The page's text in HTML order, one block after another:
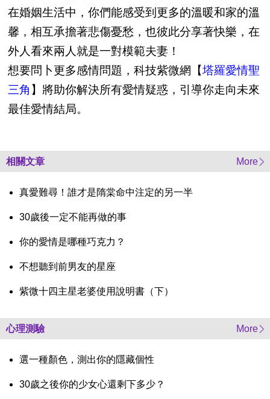
在婚姻生活中，你們能感受到更多的溫暖和家的溫
馨，相互承擔著悲傷憂愁，也彼此分享著快樂，在
外人看來兩人就是一對模範夫妻！
想要問卜更多感情問題，科技紫微網【塔羅愛情聖
三角 】將助你解決所有愛情疑惑，引導你走向未來
最佳愛情結局。
相關文章 More
真愛難尋！誰才是隋棠命中注定的另一半
30歲後一定不能再做的事
你的愛情是哪種巧克力？
不想聽到前男友的星座
紫微十四主星老婆使用說明書（下）
心理測驗 More
選一種顏色，測出你的隱藏個性
30歲之後你的少女心還剩下多少？